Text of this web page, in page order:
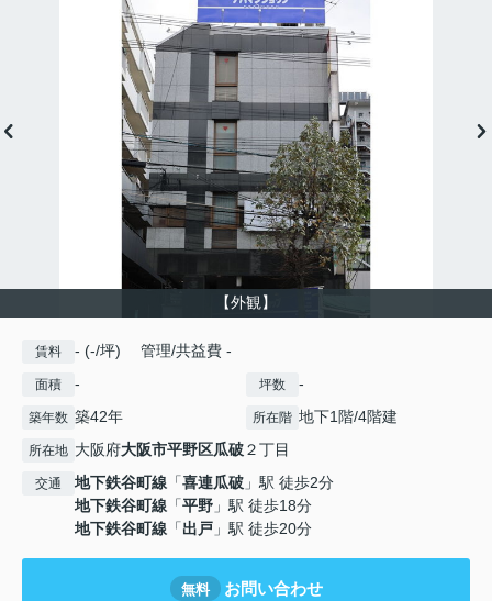
【外観】
賃料 - (-/坪) 管理/共益費 -
面積 - 坪数 -
築年数 築42年 所在階 地下1階/4階建
所在地 大阪府大阪市平野区瓜破２丁目
交通 地下鉄谷町線 「喜連瓜破 」駅 徒歩2分
地下鉄谷町線 「平野 」駅 徒歩18分
地下鉄谷町線 「出戸 」駅 徒歩20分
無料 お問い合わせ